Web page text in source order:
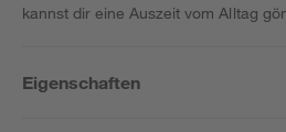
kannst dir eine Auszeit vom Alltag
Eigenschaften